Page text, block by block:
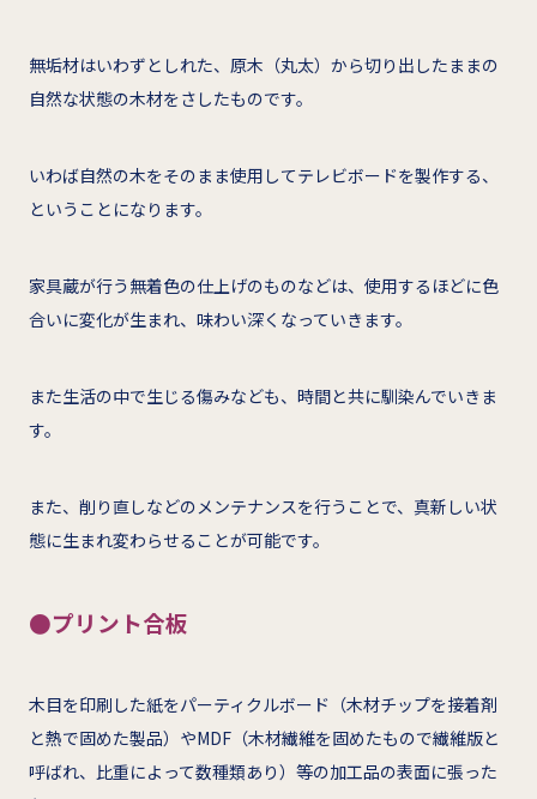
無垢材はいわずとしれた、原木（丸太）から切り出したままの
自然な状態の木材をさしたものです。
いわば自然の木をそのまま使用してテレビボードを製作する、
ということになります。
家具蔵が行う無着色の仕上げのものなどは、使用するほどに色
合いに変化が生まれ、味わい深くなっていきます。
また生活の中で生じる傷みなども、時間と共に馴染んでいきま
す。
また、削り直しなどのメンテナンスを行うことで、真新しい状
態に生まれ変わらせることが可能です。
●プリント合板
木目を印刷した紙をパーティクルボード（木材チップを接着剤
と熱で固めた製品）やMDF（木材繊維を固めたもので繊維版と
呼ばれ、比重によって数種類あり）等の加工品の表面に張った